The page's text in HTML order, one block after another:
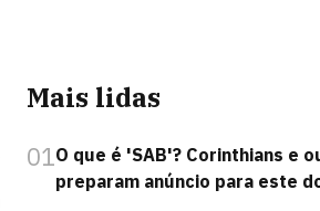
Mais lidas
01O que é 'SAB'? Corinthians e
preparam anúncio para este